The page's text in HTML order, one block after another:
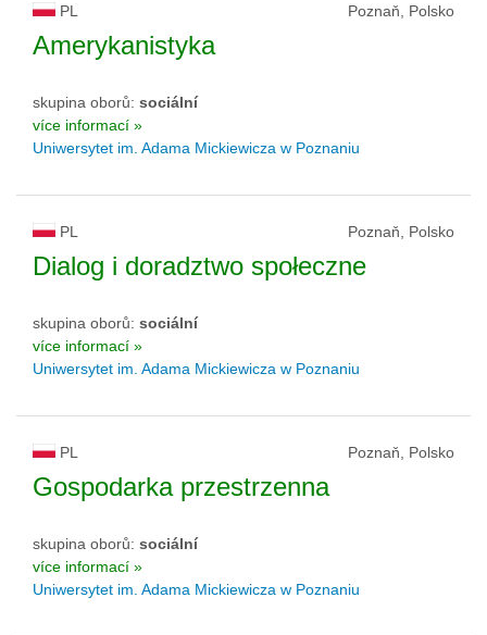
PL Poznaň, Polsko
Amerykanistyka
skupina oborů: sociální
více informací »
Uniwersytet im. Adama Mickiewicza w Poznaniu
PL Poznaň, Polsko
Dialog i doradztwo społeczne
skupina oborů: sociální
více informací »
Uniwersytet im. Adama Mickiewicza w Poznaniu
PL Poznaň, Polsko
Gospodarka przestrzenna
skupina oborů: sociální
více informací »
Uniwersytet im. Adama Mickiewicza w Poznaniu